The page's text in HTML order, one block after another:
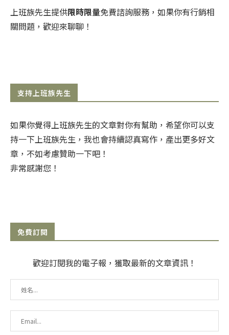
上班族先生提供限時限量免費諮詢服務，如果你有行銷相
關問題，歡迎來聊聊！
支持上班族先生
如果你覺得上班族先生的文章對你有幫助，希望你可以支
持一下上班族先生，我也會持續認真寫作，產出更多好文
章，不如考慮贊助一下吧！
非常感謝您！
免費訂閱
歡迎訂閱我的電子報，獲取最新的文章資訊！